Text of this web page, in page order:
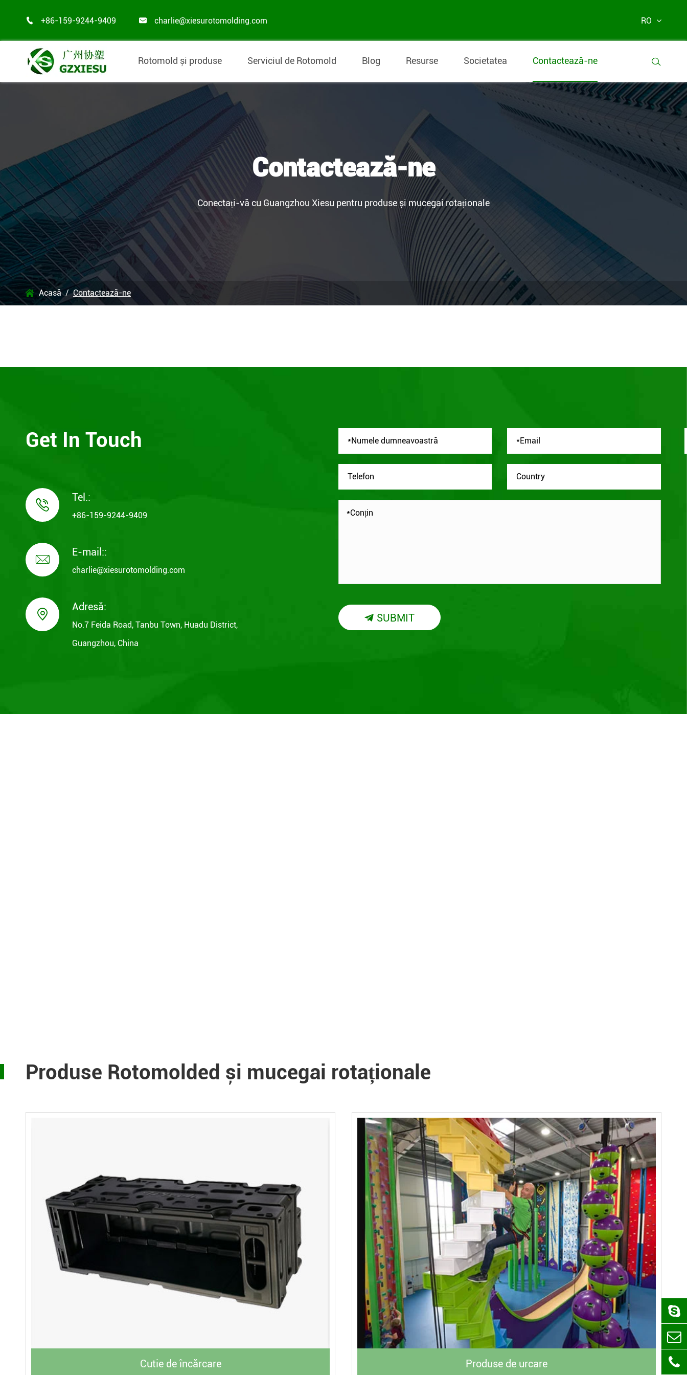
 +86-159-9244-9409  charlie@xiesurotomolding.com RO
Rotomold și produse Serviciul de Rotomold Blog Resurse Societatea Contactează-ne 
Contactează-ne
Conectați-vă cu Guangzhou Xiesu pentru produse și mucegai rotaționale
 Acasă Contactează-ne
Get In Touch
 Tel.:
+86-159-9244-9409
 E-mail::
charlie@xiesurotomolding.com
 Adresă:
No.7 Feida Road, Tanbu Town, Huadu District,
Guangzhou, China
 SUBMIT
Produse Rotomolded și mucegai rotaționale
Cutie de încărcare Produse de urcare